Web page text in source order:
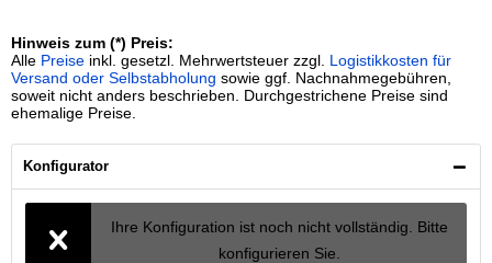
Hinweis zum (*) Preis:
Alle Preise inkl. gesetzl. Mehrwertsteuer zzgl. Logistikkosten für
Versand oder Selbstabholung sowie ggf. Nachnahmegebühren,
soweit nicht anders beschrieben. Durchgestrichene Preise sind
ehemalige Preise.
Konfigurator
Ihre Konfiguration ist noch nicht vollständig. Bitte
konfigurieren Sie.